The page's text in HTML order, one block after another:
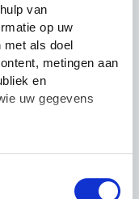
van
op uw
met als doel
metingen aan
en
uw gegevens
kan zijn
gewoon
maar